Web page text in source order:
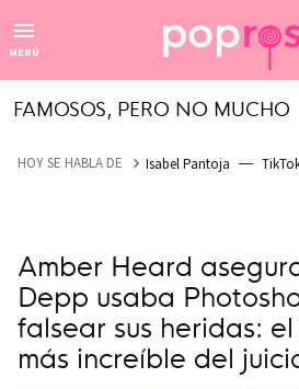
MENÚ
FAMOSOS, PERO NO MUCHO
HOY SE HABLA DE Isabel Pantoja
Amber Heard
Depp usaba
falsear sus heridas:
más increíble del